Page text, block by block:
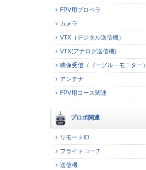
FPV用プロペラ
カメラ
VTX（デジタル送信機）
VTX(アナログ送信機)
映像受信（ゴーグル・モニター）
アンテナ
FPV用コース関連
プロポ関連
リモートID
フライトコーチ
送信機